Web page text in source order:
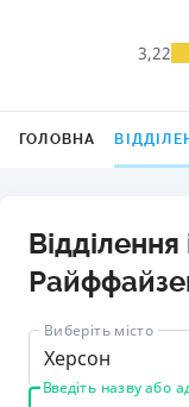
3,22
ГОЛОВНА
Виберіть місто
Херсон
Введіть назву або